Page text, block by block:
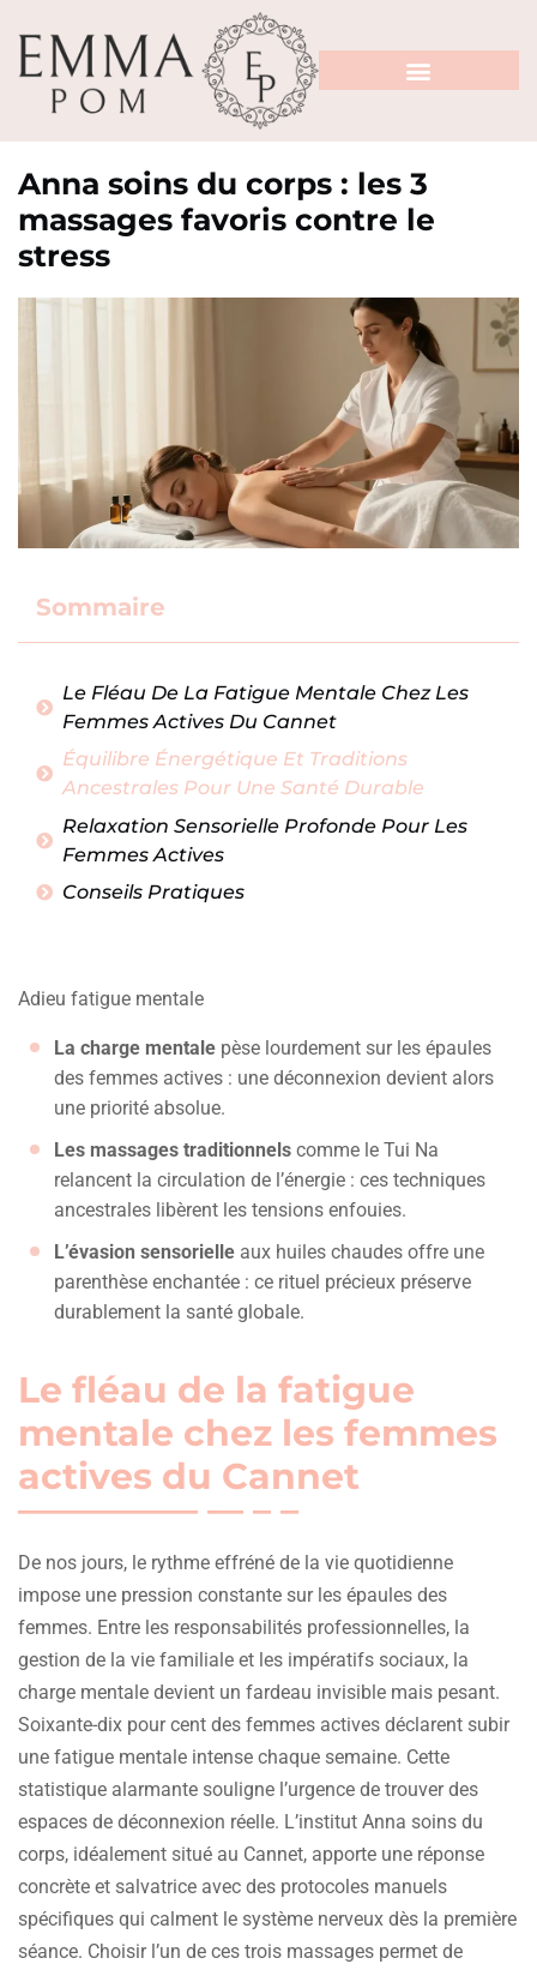
Anna soins du corps : les 3
massages favoris contre le
stress
Sommaire
Le Fléau De La Fatigue Mentale Chez Les
Femmes Actives Du Cannet
Équilibre Énergétique Et Traditions
Ancestrales Pour Une Santé Durable
Relaxation Sensorielle Profonde Pour Les
Femmes Actives
Conseils Pratiques
Adieu fatigue mentale
La charge mentale pèse lourdement sur les épaules
des femmes actives : une déconnexion devient alors
une priorité absolue.
Les massages traditionnels comme le Tui Na
relancent la circulation de l’énergie : ces techniques
ancestrales libèrent les tensions enfouies.
L’évasion sensorielle aux huiles chaudes offre une
parenthèse enchantée : ce rituel précieux préserve
durablement la santé globale.
Le fléau de la fatigue
mentale chez les femmes
actives du Cannet
De nos jours, le rythme effréné de la vie quotidienne
impose une pression constante sur les épaules des
femmes. Entre les responsabilités professionnelles, la
gestion de la vie familiale et les impératifs sociaux, la
charge mentale devient un fardeau invisible mais pesant.
Soixante-dix pour cent des femmes actives déclarent subir
une fatigue mentale intense chaque semaine. Cette
statistique alarmante souligne l’urgence de trouver des
espaces de déconnexion réelle. L’institut Anna soins du
corps, idéalement situé au Cannet, apporte une réponse
concrète et salvatrice avec des protocoles manuels
spécifiques qui calment le système nerveux dès la première
séance. Choisir l’un de ces trois massages permet de